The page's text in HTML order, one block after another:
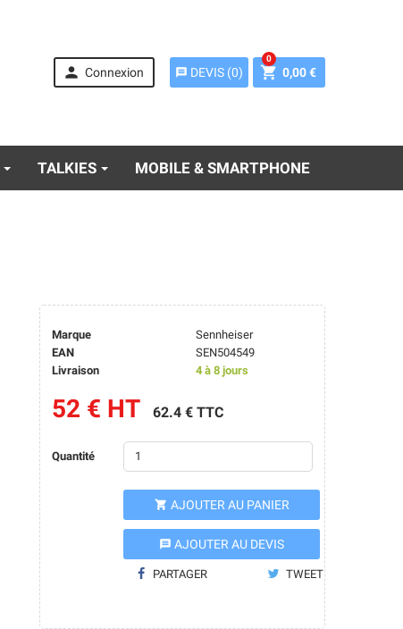
 Connexion message DEVIS (0)  0,00 €
0
TALKIES MOBILE & SMARTPHONE
Marque
Sennheiser
EAN
SEN504549
Livraison
4 à 8 jours
52 € HT 62.4 € TTC
Quantité
 AJOUTER AU PANIER
message AJOUTER AU DEVIS
PARTAGER TWEET